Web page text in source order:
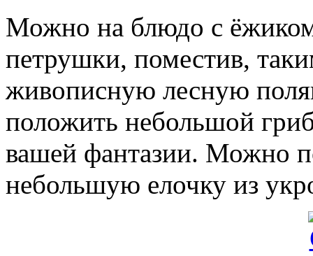
Можно на блюдо с
петрушки, поместив,
живописную лесную
положить небольшой
вашей фантазии. Можно
небольшую елочку из